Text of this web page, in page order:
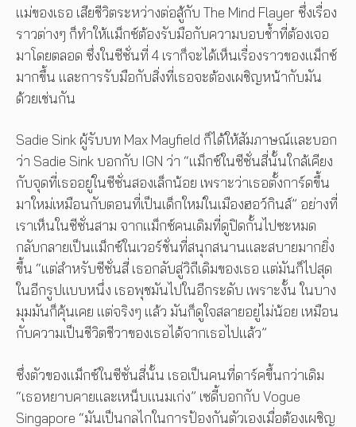
แม่ของเธอ เสียชีวิตระหว่างต่อสู้กับ The Mind Flayer ซึ่งเรื่อง
ราวต่างๆ ก็ทำให้แม็กซ์ต้องรับมือกับความบอบช้ำที่ต้องเจอ
มาโดยตลอด ซึ่งในซีซั่นที่ 4 เราก็จะได้เห็นเรื่องราวของแม็กซ์
มากขึ้น และการรับมือกับสิ่งที่เธอจะต้องเผชิญหน้ากับมัน
ด้วยเช่นกัน
Sadie Sink ผู้รับบท Max Mayfield ก็ได้ให้สัมภาษณ์และบอก
ว่า Sadie Sink บอกกับ IGN ว่า “แม็กซ์ในซีซั่นสี่นั้นใกล้เคียง
กับจุดที่เธออยู่ในซีซั่นสองเล็กน้อย เพราะว่าเธอตั้งการ์ดขึ้น
มาใหม่เหมือนกับตอนที่เป็นเด็กใหม่ในเมืองฮอว์กินส์” อย่างที่
เราเห็นในซีซั่นสาม จากแม็กซ์คนเดิมที่ดูปิดกั้นไปซะหมด
กลับกลายเป็นแม็กซ์ในเวอร์ชั่นที่สนุกสนานและสบายมากยิ่ง
ขึ้น “แต่สำหรับซีซั่นสี่ เธอกลับสู่วิถีเดิมของเธอ แต่มันก็ไปสุด
ในอีกรูปแบบหนึ่ง เธอพุชมันไปในอีกระดับ เพราะงั้น ในบาง
มุมมันก็คุ้นเคย แต่จริงๆ แล้ว มันก็ดูใจสลายอยู่ไม่น้อย เหมือน
กับความเป็นชีวิตชีวาของเธอได้จากเธอไปแล้ว”
ซึ่งตัวของแม็กซ์ในซีซั่นสี่นั้น เธอเป็นคนที่ดาร์คขึ้นกว่าเดิม
“เธอหยาบคายและเหน็บแนมเก่ง” เซดี้บอกกับ Vogue
Singapore “มันเป็นกลไกในการป้องกันตัวเองเมื่อต้องเผชิญ